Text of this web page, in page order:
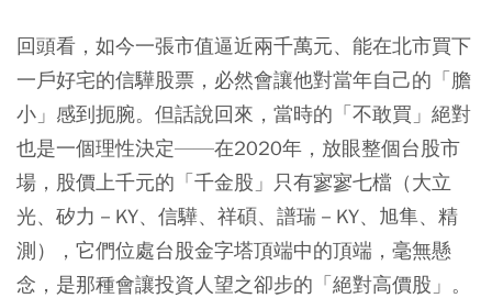
回頭看，如今一張市值逼近兩千萬元、能在北市買下
一戶好宅的信驊股票，必然會讓他對當年自己的「膽
小」感到扼腕。但話說回來，當時的「不敢買」絕對
也是一個理性決定——在2020年，放眼整個台股市
場，股價上千元的「千金股」只有寥寥七檔（大立
光、矽力－KY、信驊、祥碩、譜瑞－KY、旭隼、精
測），它們位處台股金字塔頂端中的頂端，毫無懸
念，是那種會讓投資人望之卻步的「絕對高價股」。